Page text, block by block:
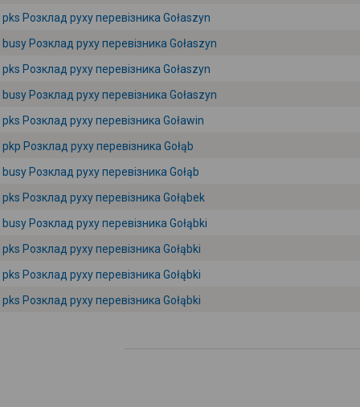
pks Розклад руху перевізника Gołaszyn
busy Розклад руху перевізника Gołaszyn
pks Розклад руху перевізника Gołaszyn
busy Розклад руху перевізника Gołaszyn
pks Розклад руху перевізника Goławin
pkp Розклад руху перевізника Gołąb
busy Розклад руху перевізника Gołąb
pks Розклад руху перевізника Gołąbek
busy Розклад руху перевізника Gołąbki
pks Розклад руху перевізника Gołąbki
pks Розклад руху перевізника Gołąbki
pks Розклад руху перевізника Gołąbki